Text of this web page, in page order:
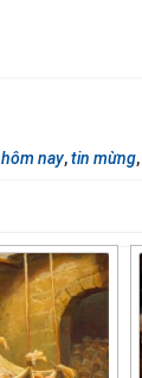
hôm nay,tin mừng,